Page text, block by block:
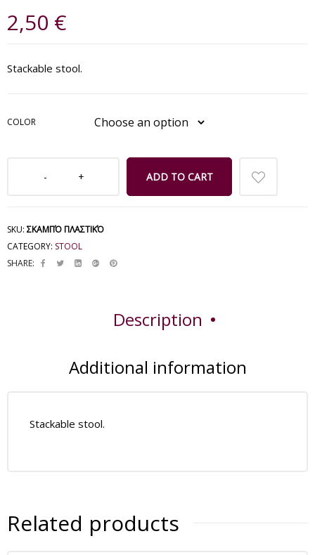
2,50 €
Stackable stool.
COLOR
ADD TO CART
SKU: ΣΚΑΜΠΌ ΠΛΑΣΤΙΚΌ
CATEGORY: STOOL
SHARE:
Description
Additional information
Stackable stool.
Related products